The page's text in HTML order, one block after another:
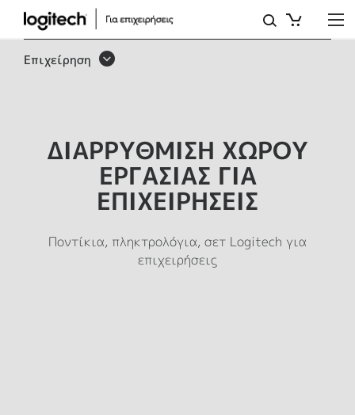
ΠΛΗΚΤΡΟΛΌΓΙΑ
ΚΑΙ
ΕΠΙΧΕΙΡΉΣΕΙΣ,
ΕΡΓΟΝΟΜΙΚΆ
Επιχείρηση
ΔΙΑΡΡΥΘΜΙΣΗ ΧΩΡΟΥ
ΕΡΓΑΣΙΑΣ ΓΙΑ
ΕΠΙΧΕΙΡΗΣΕΙΣ
Ποντίκια, πληκτρολόγια, σετ Logitech για
επιχειρήσεις